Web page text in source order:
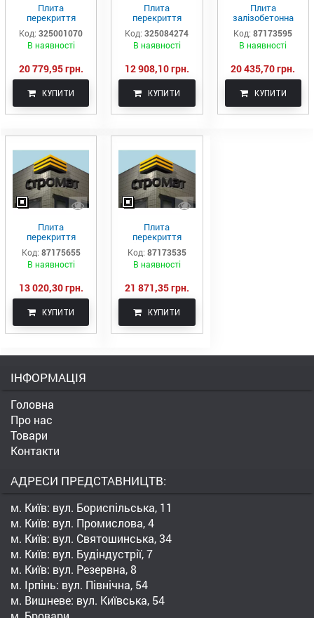
Плита
перекриття
пустотна ПК 86-
15-8
Код: 325001070
В наявності
20 779,95 грн.
КУПИТИ
Плита
перекриття
пустотна ПК 73-
12-8
Код: 325084274
В наявності
12 908,10 грн.
КУПИТИ
Плита
залізобетонна
багатопустотна
ПК85.15-8
Код: 87173595
В наявності
20 435,70 грн.
КУПИТИ
Плита
перекриття
ПК74.12-8 - Київ
Код: 87175655
В наявності
13 020,30 грн.
КУПИТИ
Плита
перекриття
залізобетонна ПК
90.15-8
Код: 87173535
В наявності
21 871,35 грн.
КУПИТИ
ІНФОРМАЦІЯ
Головна
Про нас
Товари
Контакти
АДРЕСИ ПРЕДСТАВНИЦТВ:
м. Київ: вул. Бориспільська, 11
м. Київ: вул. Промислова, 4
м. Київ: вул. Святошинська, 34
м. Київ: вул. Будіндустрії, 7
м. Київ: вул. Резервна, 8
м. Ірпінь: вул. Північна, 54
м. Вишневе: вул. Київська, 54